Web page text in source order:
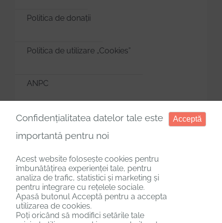
Politica de donații
Politica de utilizare „Cookies”
ANPC
Manager de cookies
Copyright © 2025. Toate drepturile rezervate.
Confidențialitatea datelor tale este
importantă pentru noi
Acest website folosește cookies pentru
îmbunătățirea experienței tale, pentru
analiza de trafic, statistici și marketing și
pentru integrare cu rețelele sociale.
Apasă butonul Acceptă pentru a accepta
utilizarea de cookies.
Poți oricând să modifici setările tale
Acceptă